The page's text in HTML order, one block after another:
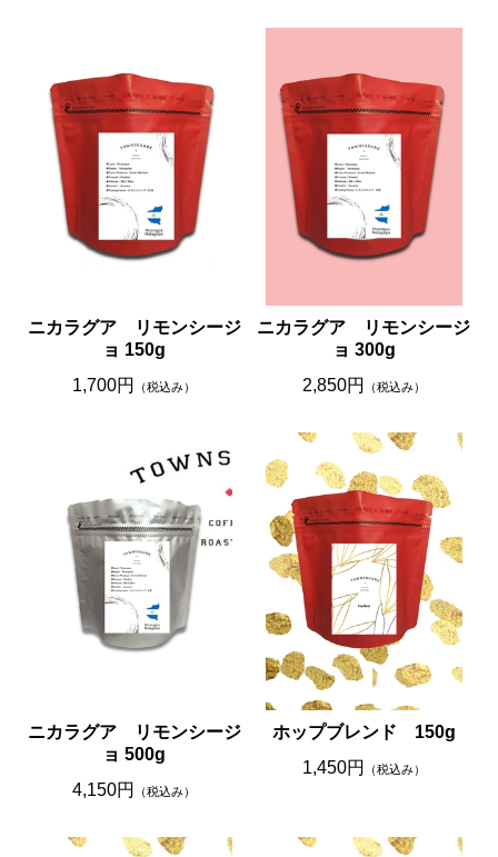
ニカラグア リモンシージ
ョ 150g
1,700円
（税込み）
ニカラグア リモンシージ
ョ 300g
2,850円
（税込み）
ニカラグア リモンシージ
ョ 500g
4,150円
（税込み）
ホップブレンド 150g
1,450円
（税込み）